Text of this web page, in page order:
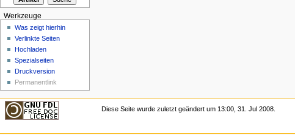
Werkzeuge
Was zeigt hierhin
Verlinkte Seiten
Hochladen
Spezialseiten
Druckversion
Permanentlink
Diese Seite wurde zuletzt geändert um 13:00, 31. Jul 2008.